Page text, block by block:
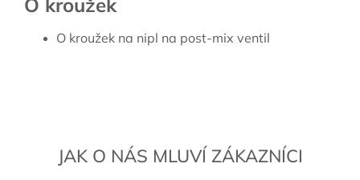
JAK O NÁS MLUVÍ ZÁKAZNÍCI
O kroužek na nipl na post-mix ventil